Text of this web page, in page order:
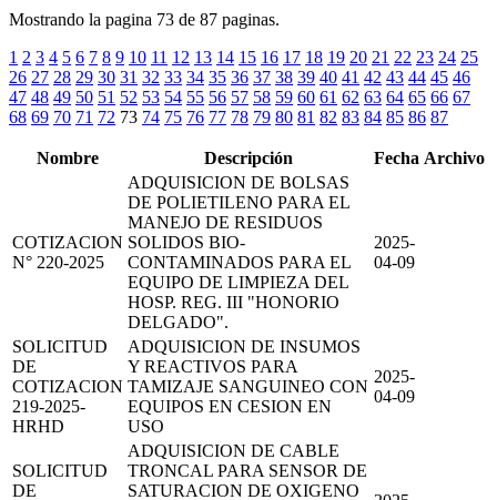
Mostrando la pagina 73 de 87 paginas.
1 2 3 4 5 6 7 8 9 10 11 12 13 14 15 16 17 18 19 20 21 22 23 24 25
26 27 28 29 30 31 32 33 34 35 36 37 38 39 40 41 42 43 44 45 46
47 48 49 50 51 52 53 54 55 56 57 58 59 60 61 62 63 64 65 66 67
68 69 70 71 72 73 74 75 76 77 78 79 80 81 82 83 84 85 86 87
Nombre Descripción Fecha Archivo
COTIZACION
N° 220-2025
ADQUISICION DE BOLSAS
DE POLIETILENO PARA EL
MANEJO DE RESIDUOS
SOLIDOS BIO-
CONTAMINADOS PARA EL
EQUIPO DE LIMPIEZA DEL
HOSP. REG. III "HONORIO
DELGADO".
2025-
04-09
SOLICITUD
DE
COTIZACION
219-2025-
HRHD
ADQUISICION DE INSUMOS
Y REACTIVOS PARA
TAMIZAJE SANGUINEO CON
EQUIPOS EN CESION EN
USO
2025-
04-09
SOLICITUD
DE
ADQUISICION DE CABLE
TRONCAL PARA SENSOR DE
SATURACION DE OXIGENO